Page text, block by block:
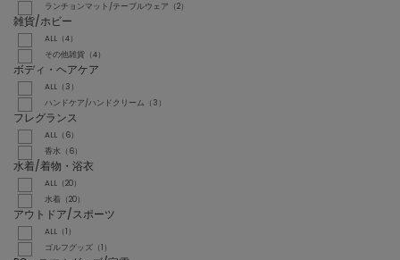
ランチョンマット/テーブルウェア（2）
雑貨/ホビー
ALL（4）
その他雑貨（4）
ボディ・ヘアケア
ALL（3）
ハンドケア/ハンドクリーム（3）
フレグランス
ALL（6）
香水（6）
水着/着物・浴衣
ALL（20）
水着（20）
アウトドア/スポーツ
ALL（1）
ゴルフグッズ（1）